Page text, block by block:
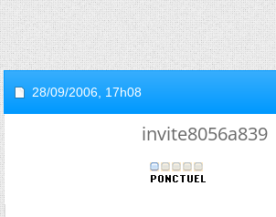
28/09/2006, 17h08
invite8056a839